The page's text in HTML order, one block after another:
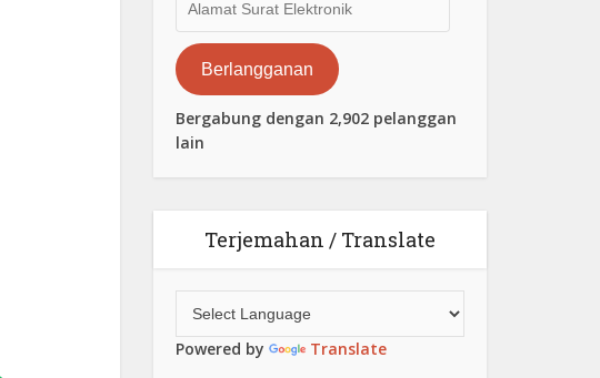
Surat
Elektronik
Berlangganan
Bergabung dengan 2,902 pelanggan
lain
Terjemahan / Translate
Powered by Translate